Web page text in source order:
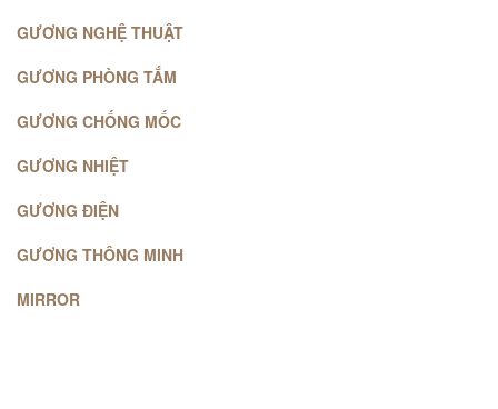
GƯƠNG NGHỆ THUẬT
GƯƠNG PHÒNG TẮM
GƯƠNG CHỐNG MỐC
GƯƠNG NHIỆT
GƯƠNG ĐIỆN
GƯƠNG THÔNG MINH
MIRROR